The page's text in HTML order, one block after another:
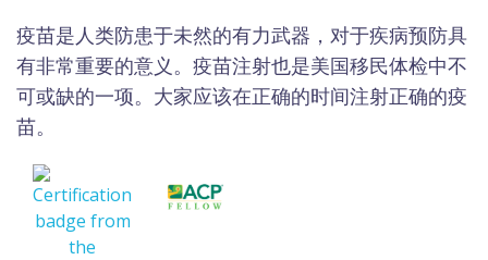
疫苗是人类防患于未然的有力武器，对于疾病预防具
有非常重要的意义。疫苗注射也是美国移民体检中不
可或缺的一项。大家应该在正确的时间注射正确的疫
苗。